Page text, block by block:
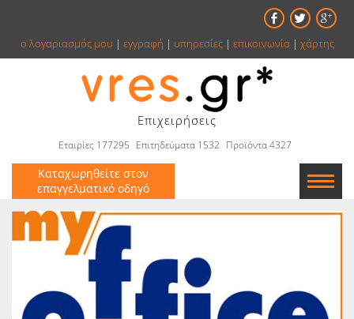
ο λογαριασμός μου | εγγραφή | υπηρεσίες| επικοινωνία| χάρτης
Επιχειρήσεις
Εταιρίες 177295 Επιτηδεύματα 1532 Προϊόντα 4327
Καταχωρηθείτε στον
επαγγελματικό οδηγό
Εταιρείες
Κατάλογος
Αγγελίες